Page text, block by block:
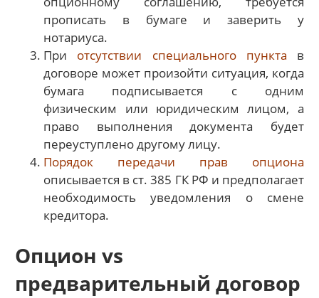
прописать в бумаге и заверить у
нотариуса.
При отсутствии специального пункта в
договоре может произойти ситуация, когда
бумага подписывается с одним
физическим или юридическим лицом, а
право выполнения документа будет
переуступлено другому лицу.
Порядок передачи прав опциона
описывается в ст. 385 ГК РФ и предполагает
необходимость уведомления о смене
кредитора.
Опцион vs
предварительный договор